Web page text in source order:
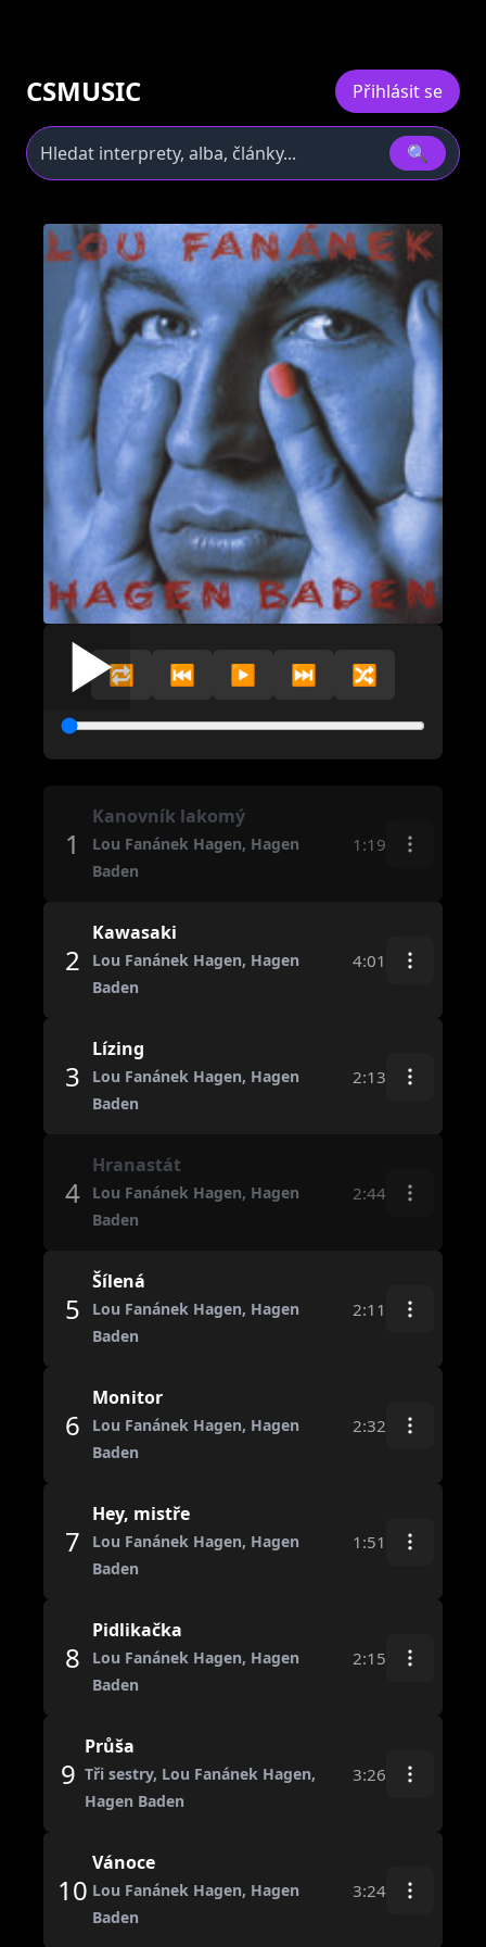
CSMUSIC Přihlásit se
🔍
🔁 ⏮️ ▶️ ⏭️ 🔀
1
Kanovník lakomý
Lou Fanánek Hagen, Hagen
Baden
1:19
2
Kawasaki
Lou Fanánek Hagen, Hagen
Baden
4:01
3
Lízing
Lou Fanánek Hagen, Hagen
Baden
2:13
4
Hranastát
Lou Fanánek Hagen, Hagen
Baden
2:44
5
Šílená
Lou Fanánek Hagen, Hagen
Baden
2:11
6
Monitor
Lou Fanánek Hagen, Hagen
Baden
2:32
7
Hey, mistře
Lou Fanánek Hagen, Hagen
Baden
1:51
8
Pidlikačka
Lou Fanánek Hagen, Hagen
Baden
2:15
9
Průša
Tři sestry, Lou Fanánek Hagen,
Hagen Baden
3:26
10
Vánoce
Lou Fanánek Hagen, Hagen
Baden
3:24